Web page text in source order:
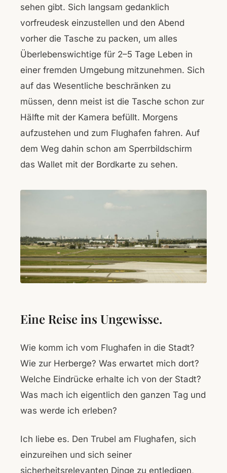
sehen gibt. Sich langsam gedanklich
vorfreudesk einzustellen und den Abend
vorher die Tasche zu packen, um alles
Überlebenswichtige für 2–5 Tage Leben in
einer fremden Umgebung mitzunehmen. Sich
auf das Wesentliche beschränken zu
müssen, denn meist ist die Tasche schon zur
Hälfte mit der Kamera befüllt. Morgens
aufzustehen und zum Flughafen fahren. Auf
dem Weg dahin schon am Sperrbildschirm
das Wallet mit der Bordkarte zu sehen.
Eine Reise ins Ungewisse.
Wie komm ich vom Flughafen in die Stadt?
Wie zur Herberge? Was erwartet mich dort?
Welche Eindrücke erhalte ich von der Stadt?
Was mach ich eigentlich den ganzen Tag und
was werde ich erleben?
Ich liebe es. Den Trubel am Flughafen, sich
einzureihen und sich seiner
sicherheitsrelevanten Dinge zu entledigen,